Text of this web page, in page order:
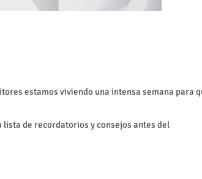
estamos viviendo una intensa semana para
lista de recordatorios y consejos antes del